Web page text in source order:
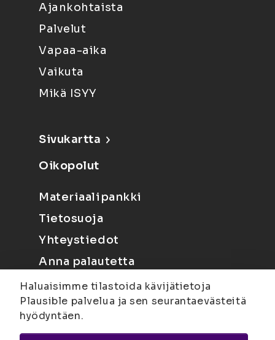
Ajankohtaista
Palvelut
Vapaa-aika
Vaikuta
Mikä ISYY
Sivukartta
Oikopolut
Materiaalipankki
Tietosuoja
Yhteystiedot
Anna palautetta
Haluaisimme tilastoida kävijätietoja
Plausible palvelua ja sen seurantaevästeitä
hyödyntäen.